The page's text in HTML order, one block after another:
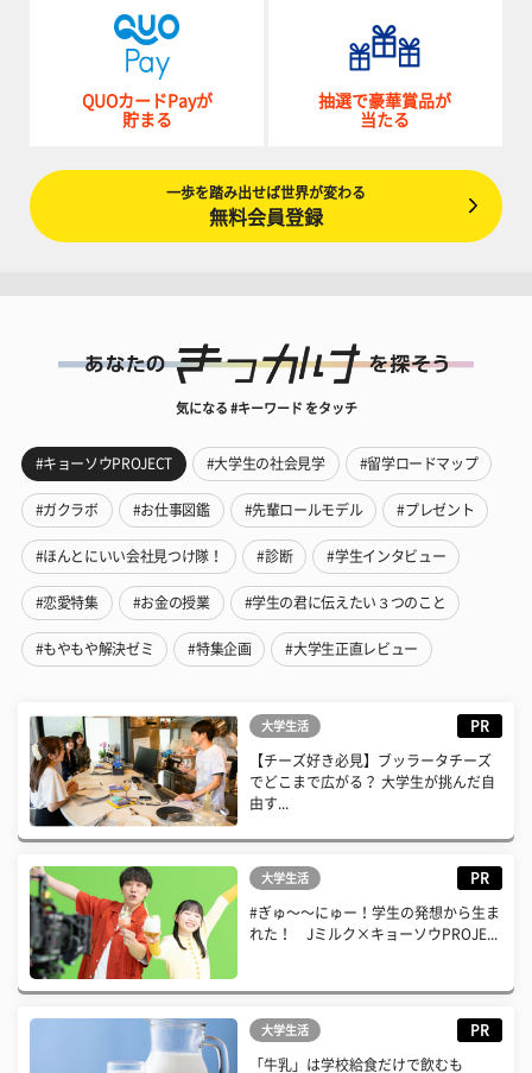
QUOカードPayが
貯まる
抽選で豪華賞品が
当たる
一歩を踏み出せば世界が変わる
無料会員登録
気になる #キーワード をタッチ
#キョーソウPROJECT #大学生の社会見学 #留学ロードマップ
#ガクラボ #お仕事図鑑 #先輩ロールモデル #プレゼント
#ほんとにいい会社見つけ隊！ #診断 #学生インタビュー
#恋愛特集 #お金の授業 #学生の君に伝えたい３つのこと
#もやもや解決ゼミ #特集企画 #大学生正直レビュー
大学生活 PR
【チーズ好き必見】ブッラータチーズ
でどこまで広がる？ 大学生が挑んだ自
由す...
大学生活 PR
#ぎゅ〜〜にゅー！学生の発想から生ま
れた！ Jミルク×キョーソウPROJE...
大学生活 PR
「牛乳」は学校給食だけで飲むも